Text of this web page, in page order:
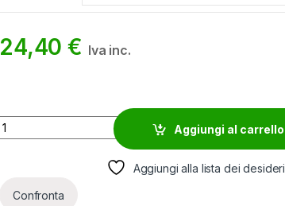
24,40€ Iva inc.
Bandiera Obwalden quantity
Aggiungi al carrello
Aggiungi alla lista dei desideri
Confronta